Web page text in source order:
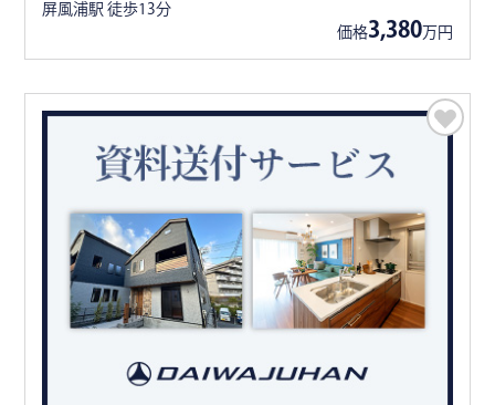
屏風浦駅 徒歩13分
価格3,380万円